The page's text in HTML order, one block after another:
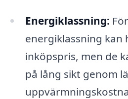
Energiklassning:
energiklassning kan
inköpspris, men de
på lång sikt genom